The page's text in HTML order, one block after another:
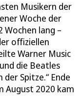
Musikern der
Woche der
Wochen lang –
offiziellen
Warner Music
die Beatles
Spitze.“ Ende
August 2020 kam